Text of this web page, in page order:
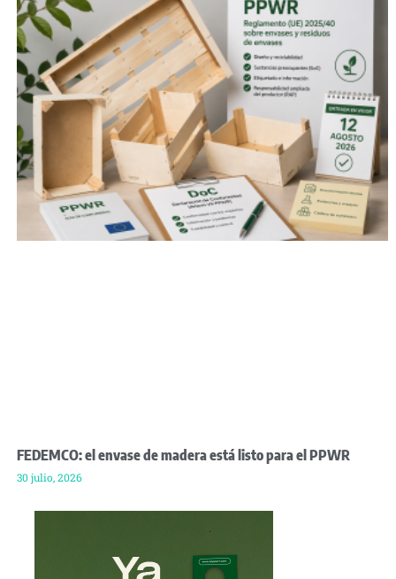
FEDEMCO: el envase de madera está listo para el PPWR
30 julio, 2026